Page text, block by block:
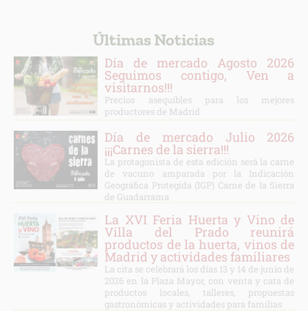
Últimas Noticias
Día de mercado Agosto 2026
Seguimos contigo, Ven a
visitarnos!!!
Precios asequibles para los mejores
productores de Madrid
Día de mercado Julio 2026
¡¡¡Carnes de la sierra!!!
La protagonista de esta edición será la carne
de vacuno amparada por la Indicación
Geográfica Protegida (IGP) Carne de la Sierra
de Guadarrama
La XVI Feria Huerta y Vino de
Villa del Prado reunirá
productos de la huerta, vinos de
Madrid y actividades familiares
La cita se celebrará los días 13 y 14 de junio de
2026 en la Plaza Mayor, con venta y cata de
productos locales, talleres, propuestas
gastronómicas y actividades para familias